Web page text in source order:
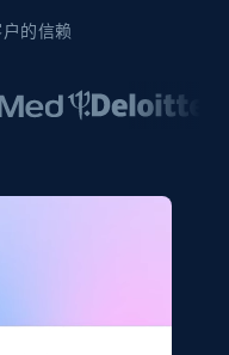
的信赖